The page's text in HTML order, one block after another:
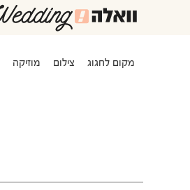
מקום לחגוג צילום מוזיקה